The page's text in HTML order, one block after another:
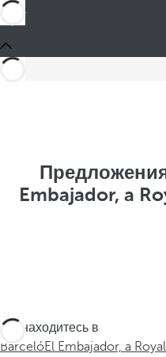
Embajador, a
Вы находитесь в
BarcelóEl Embajador, a